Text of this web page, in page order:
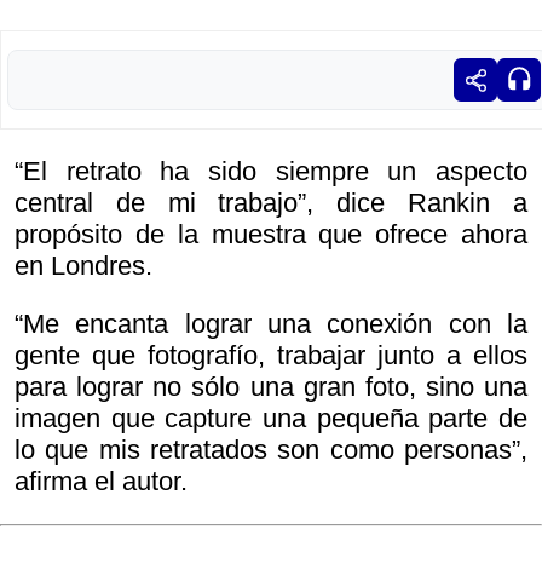
“El retrato ha sido siempre un aspecto
central de mi trabajo”, dice Rankin a
propósito de la muestra que ofrece ahora
en Londres.
“Me encanta lograr una conexión con la
gente que fotografío, trabajar junto a ellos
para lograr no sólo una gran foto, sino una
imagen que capture una pequeña parte de
lo que mis retratados son como personas”,
afirma el autor.